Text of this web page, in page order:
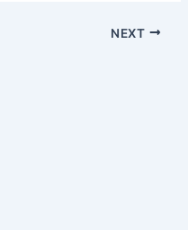
NEXT